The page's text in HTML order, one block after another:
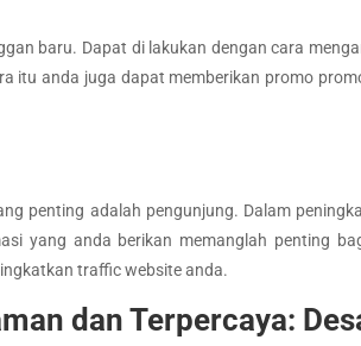
baru. Dapat di lakukan dengan cara
itu anda juga dapat memberikan promo
penting adalah pengunjung. Dalam
yang anda berikan memanglah penting
traffic website anda.
dan Terpercaya: